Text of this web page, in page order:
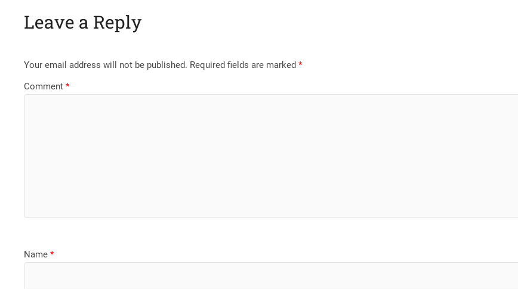
Leave a Reply
Your email address will not be published. Required fields are marked*
Comment*
Name*